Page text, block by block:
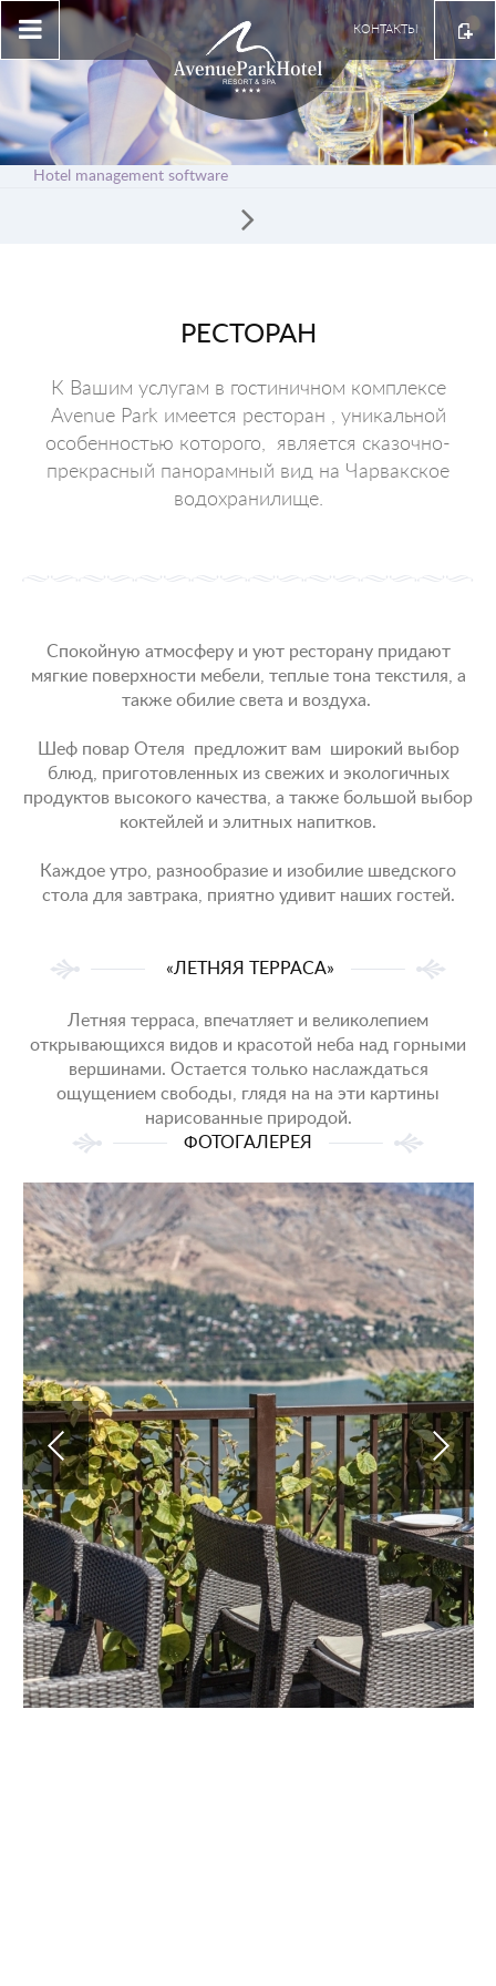
КОНТАКТЫ
Hotel management software
РЕСТОРАН
К Вашим услугам в гостиничном комплексе
Avenue Park имеется ресторан , уникальной
особенностью которого, является сказочно-
прекрасный панорамный вид на Чарвакское
водохранилище.
Спокойную атмосферу и уют ресторану придают
мягкие поверхности мебели, теплые тона текстиля, а
также обилие света и воздуха.
Шеф повар Отеля предложит вам широкий выбор
блюд, приготовленных из свежих и экологичных
продуктов высокого качества, а также большой выбор
коктейлей и элитных напитков.
Каждое утро, разнообразие и изобилие шведского
стола для завтрака, приятно удивит наших гостей.
«ЛЕТНЯЯ ТЕРРАСА»
Летняя терраса, впечатляет и великолепием
открывающихся видов и красотой неба над горными
вершинами. Остается только наслаждаться
ощущением свободы, глядя на на эти картины
нарисованные природой.
ФОТОГАЛЕРЕЯ